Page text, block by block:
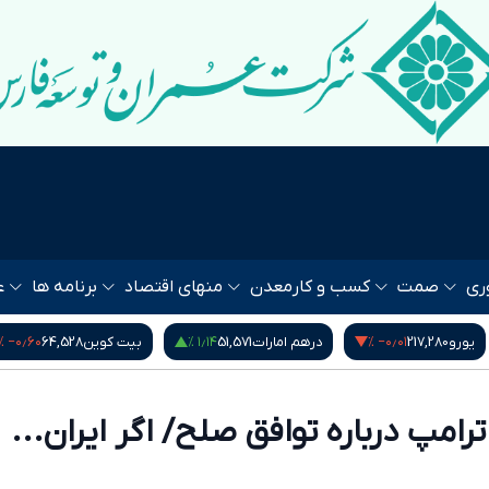
صمت کسب و کار معدن منهای اقتصاد برنامه ها
یورو217,280‎−۰٫۰۱ % درهم امارات51,571۱٫۱۴ % بیت کوین64,528‎−۰٫۶۰ %
درباره توافق صلح/ اگر ایران...